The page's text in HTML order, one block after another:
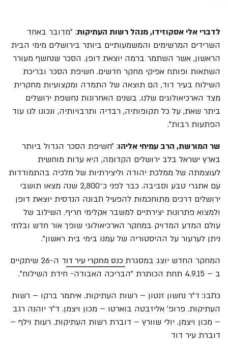
לדברי אלי אסקוזידו, מנהל רשות העתיקות: "מדובר באחד
השרידים המרשימים והמשמעותיים ביותר בירושלים מימי הבית
הראשון, אשר השתמר ברמה יוצאת דופן. הסכר שנחשף מעורר
השתאות ופותח אפיקי מחקר חדשים. חשיפת הסכר ובריכת
השילוח בעיר דוד, הם תוצאה של התמדה ומקצועיות מחקרית
מצד הארכיאולוגים שלנו. בשנים האחרונות נחשפת ירושלים
ביתר שאת, על כל תקופותיה, רבדיה ותרבויותיה, ונכונו לנו עוד
הפתעות רבות".
שר המורשת, הרב עמיחי אליהו: ״חשיפת הסכר הגדול ביותר
בארץ ישראל בלב ירושלים הקדומה, היא עדות מוחשית
לעוצמתה של ממלכת יהודה וליצירתיות של מלכיה בהתמודדות
עם אתגרי טבע וסביבה. כבר לפני כ־2,800 שנה מצאו תושבי
ירושלים דרכים מתוחכמות להפעיל תבונה הנדסית יוצאת דופן
ולמצוא פתרונות יצירתיים למשבר אקלימי חריף. השילוב של
עולם המדע המדויק במחקר הארכיאולוגי שופך אור חדש ובלתי
ניתן לערעור על ההיסטוריה של עמנו בימי בית ראשון".
המחקר החדש יוצג במסגרת כנס מחקרי עיר דו
ד ה-26 שיתקיים
ב – 4.9.15 תחת הכותרת "הבריכה האבודה- חידת השילוח".
כתבו: ד"ר נחשון זנטון – רשות העתיקות. איתמר ברקו – רשות
העתיקות. פרופ' אליזבטה בוארטו – מכון ויצמן. ד"ר יוהנה רגב
– מכון ויצמן. יולי שוורץ – דוברת רשות העתיקות. רעות וילף –
דוברת עיר דוד